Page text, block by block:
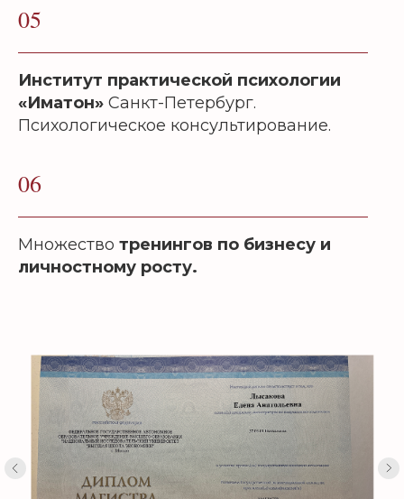
05
Институт практической психологии
«Иматон» Санкт-Петербург.
Психологическое консультирование.
06
Множество тренингов по бизнесу и
личностному росту.